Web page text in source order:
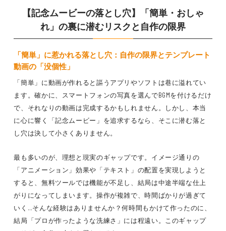
【記念ムービーの落とし穴】「簡単・おしゃ
れ」の裏に潜むリスクと自作の限界
「簡単」に惹かれる落とし穴：自作の限界とテンプレート
動画の「没個性」
「簡単」に動画が作れると謳うアプリやソフトは巷に溢れてい
ます。確かに、スマートフォンの写真を選んでBGMを付けるだけ
で、それなりの動画は完成するかもしれません。しかし、本当
に心に響く「記念ムービー」を追求するなら、そこに潜む落と
し穴は決して小さくありません。
最も多いのが、理想と現実のギャップです。イメージ通りの
「アニメーション」効果や「テキスト」の配置を実現しようと
すると、無料ツールでは機能が不足し、結局は中途半端な仕上
がりになってしまいます。操作が複雑で、時間ばかりが過ぎて
いく…そんな経験はありませんか？何時間もかけて作ったのに、
結局「プロが作ったような洗練さ」には程遠い。このギャップ